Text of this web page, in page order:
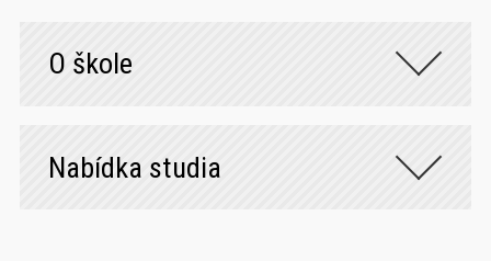
O škole
Nabídka studia